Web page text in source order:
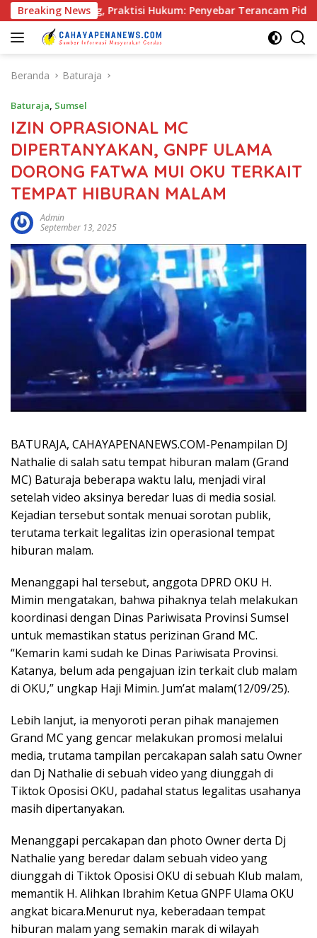
Langsung
ke
konten
Breaking NewsPraktisi Hukum: Penyebar Terancam Pidana
Beranda Baturaja
Baturaja, Sumsel
IZIN OPRASIONAL MC
DIPERTANYAKAN, GNPF ULAMA
DORONG FATWA MUI OKU TERKAIT
TEMPAT HIBURAN MALAM
Admin
September 13, 2025
BATURAJA, CAHAYAPENANEWS.COM-Penampilan DJ
Nathalie di salah satu tempat hiburan malam (Grand
MC) Baturaja beberapa waktu lalu, menjadi viral
setelah video aksinya beredar luas di media sosial.
Kejadian tersebut sontak menuai sorotan publik,
terutama terkait legalitas izin operasional tempat
hiburan malam.
Menanggapi hal tersebut, anggota DPRD OKU H.
Mimin mengatakan, bahwa pihaknya telah melakukan
koordinasi dengan Dinas Pariwisata Provinsi Sumsel
untuk memastikan status perizinan Grand MC.
“Kemarin kami sudah ke Dinas Pariwisata Provinsi.
Katanya, belum ada pengajuan izin terkait club malam
di OKU,” ungkap Haji Mimin. Jum’at malam(12/09/25).
Lebih lanjut, ia menyoroti peran pihak manajemen
Grand MC yang gencar melakukan promosi melalui
media, trutama tampilan percakapan salah satu Owner
dan Dj Nathalie di sebuah video yang diunggah di
Tiktok Oposisi OKU, padahal status legalitas usahanya
masih dipertanyakan.
Menanggapi percakapan dan photo Owner derta Dj
Nathalie yang beredar dalam sebuah video yang
diunggah di Tiktok Oposisi OKU di sebuah Klub malam,
memantik H. Alihkan Ibrahim Ketua GNPF Ulama OKU
angkat bicara.Menurut nya, keberadaan tempat
hiburan malam yang semakin marak di wilayah